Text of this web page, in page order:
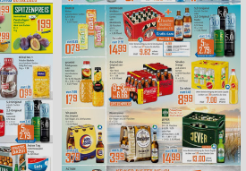
von Inhalten
personalisierter Inhalte
oder Kombinationen von Daten